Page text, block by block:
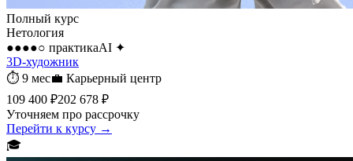
Полный курс
Нетология
●●●●○ практикаAI ✦
3D-художник
⏱ 9 мес💼 Карьерный центр
109 400 ₽202 678 ₽
Уточняем про рассрочку
Перейти к курсу →
🎓